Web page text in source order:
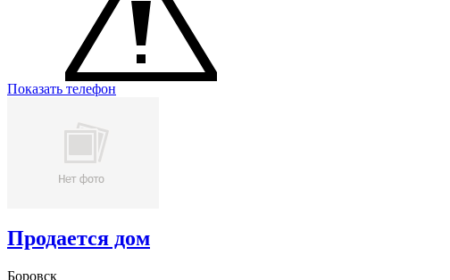
Показать телефон
Продается дом
Боровск